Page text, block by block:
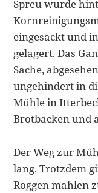
Spreu wurde
eingesackt und
gelagert. Das
Sache,
ungehindert in
Mühle in
Brotbacken und
Der Weg zur
lang. Trotzdem
Roggen mahlen